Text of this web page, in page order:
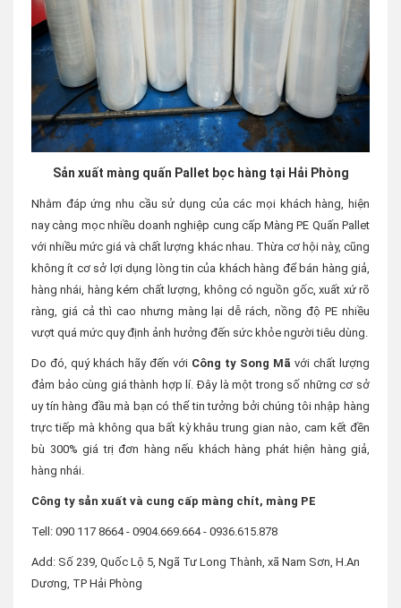
Sản xuất màng quấn Pallet bọc hàng tại Hải Phòng
Nhằm đáp ứng nhu cầu sử dụng của các mọi khách hàng, hiện
nay càng mọc nhiều doanh nghiệp cung cấp Màng PE Quấn Pallet
với nhiều mức giá và chất lượng khác nhau. Thừa cơ hội này, cũng
không ít cơ sở lợi dụng lòng tin của khách hàng để bán hàng giả,
hàng nhái, hàng kém chất lượng, không có nguồn gốc, xuất xứ rõ
ràng, giá cả thì cao nhưng màng lại dễ rách, nồng độ PE nhiều
vượt quá mức quy định ảnh hưởng đến sức khỏe người tiêu dùng.
Do đó, quý khách hãy đến với Công ty Song Mã với chất lượng
đảm bảo cùng giá thành hợp lí. Đây là một trong số những cơ sở
uy tín hàng đầu mà bạn có thể tin tưởng bởi chúng tôi nhập hàng
trực tiếp mà không qua bất kỳ khâu trung gian nào, cam kết đền
bù 300% giá trị đơn hàng nếu khách hàng phát hiện hàng giả,
hàng nhái.
Công ty sản xuất và cung cấp màng chít, màng PE
Tell: 090 117 8664 - 0904.669.664 - 0936.615.878
Add: Số 239, Quốc Lộ 5, Ngã Tư Long Thành, xã Nam Sơn, H.An
Dương, TP Hải Phòng